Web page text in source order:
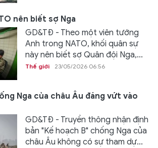
nên biết sợ Nga
GD&TĐ - Theo một viên tướng
Anh trong NATO, khối quân sự
này nên biết sợ Quân đội Nga,...
Thế giới 23/05/2026 06:56
Nga của châu Âu đáng vứt vào
GD&TĐ - Truyền thông nhận định
bản "Kế hoạch B" chống Nga của
châu Âu không có sự tham dự...